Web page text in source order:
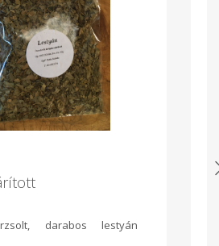
darabos lestyán